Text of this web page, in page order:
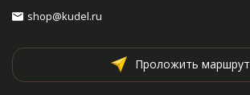
shop@kudel.ru
Проложить маршрут